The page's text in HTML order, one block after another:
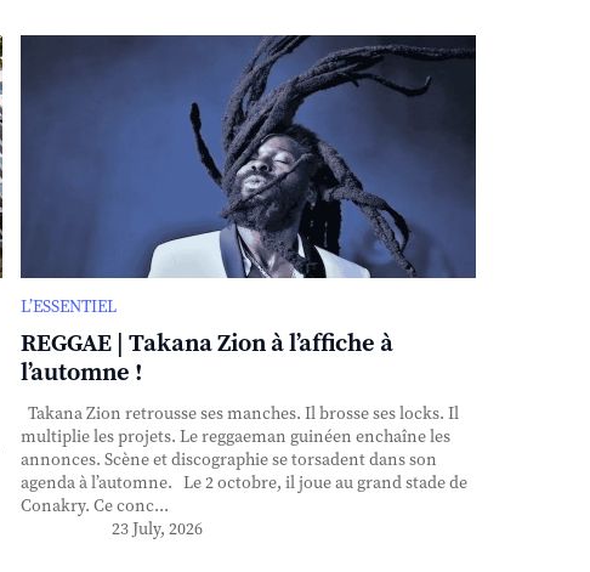
L’ESSENTIEL
REGGAE | Takana Zion à l’affiche à
l’automne !
Takana Zion retrousse ses manches. Il brosse ses locks. Il
multiplie les projets. Le reggaeman guinéen enchaîne les
annonces. Scène et discographie se torsadent dans son
agenda à l’automne. Le 2 octobre, il joue au grand stade de
Conakry. Ce conc...
23 July, 2026